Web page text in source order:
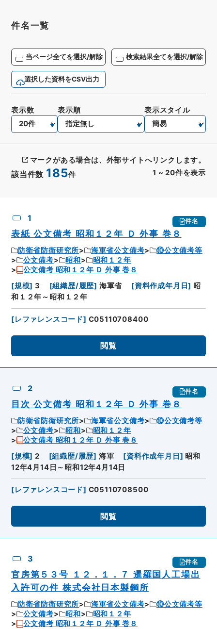
件名一覧
当ページ全てを選択/解除 検索結果全てを選択/解除
選択した資料をCSV出力
該当件数 185件 1 ~ 20件を表示
表示数 表示順 表示スタイル
マークがある場合は、外部サイトへリンクします。
1 件名
表紙 公文備考 昭和１２年 Ｄ 外事 巻８
防衛省防衛研究所 海軍省公文備考
⑩公文備考等
公文備考
昭和
昭和１２年
公文備考 昭和１２年 Ｄ 外事 巻８
[規模] 3 [組織歴/履歴] 海軍省 [資料作成年月日] 昭
和１２年～昭和１２年
[レファレンスコード] C05110708400
閲覧
2 件名
目次 公文備考 昭和１２年 Ｄ 外事 巻８
防衛省防衛研究所 海軍省公文備考
⑩公文備考等
公文備考
昭和
昭和１２年
公文備考 昭和１２年 Ｄ 外事 巻８
[規模] 2 [組織歴/履歴] 海軍 [資料作成年月日 ] 昭和
12年4月14日～昭和12年4月14日
[レファレンスコード] C05110708500
閲覧
3 件名
官房第５３号 １２．１．７ 暹羅国人工場出
入許可の件 株式会社日本製鋼所
防衛省防衛研究所 海軍省公文備考
⑩公文備考等
公文備考
昭和
昭和１２年
公文備考 昭和１２年 Ｄ 外事 巻８